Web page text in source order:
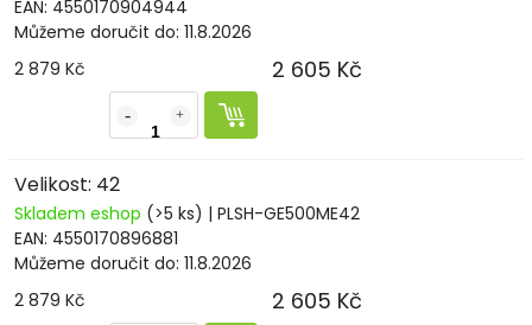
EAN: 4550170904944
Můžeme doručit do: 11.8.2026
2 879 Kč
2 605 Kč
Velikost: 42
Skladem eshop (>5 ks) | PLSH-GE500ME42
EAN: 4550170896881
Můžeme doručit do: 11.8.2026
2 879 Kč
2 605 Kč